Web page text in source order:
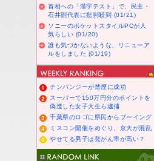
首相への「漢字テスト」で、民主・
石井副代表に批判殺到 (01/21)
ソニーのポケットスタイルPCが人
気らしい (01/20)
誰も気づかないような、リニューア
ルをしました (01/19)
チンパンジーが禁煙に成功
スーパーで150万円分のポイントを
偽造した女子大生ら逮捕
千葉県のロゴに県民からブーイング
ミスコン開催をめぐり、京大が混乱
やせてる男子は発がん率が高い？